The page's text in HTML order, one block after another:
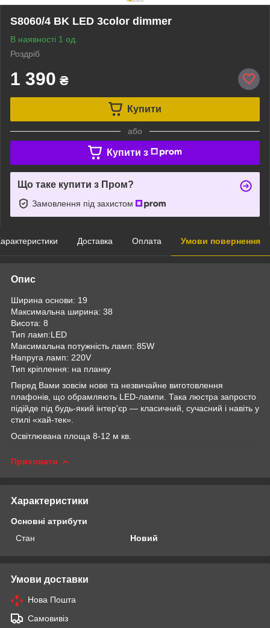
S8060/4 BK LED 3color dimmer
В наявності 1 од.
Роздріб
1 390 ₴
Купити
або
Купити з
Що таке купити з Пром?
Замовлення під захистом
Доставка Оплата Умови повернення
Опис
Ширина основи: 19
Максимальна ширина: 38
Висота: 8
Тип ламп:LED
Максимальна потужність ламп: 85W
Напруга ламп: 220V
Тип кріплення: на планку
Перед Вами зовсім нове та незвичайне виготовлення
плафонів, що обрамляють LED-лампи. Така люстра запросто
підійде під будь-який інтер'єр — класичний, сучасний і навіть у
стилі «хай-тек».
Освітлювана площа 8-12 м кв.
Приховати
Характеристики
Основні атрибути
Стан
Новий
Умови доставки
Нова Пошта
Самовивіз